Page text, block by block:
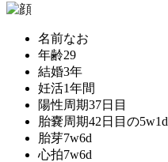
名前なお
年齢29
結婚3年
妊活1年間
陽性周期37日目
胎嚢周期42日目の5w1d
胎芽7w6d
心拍7w6d